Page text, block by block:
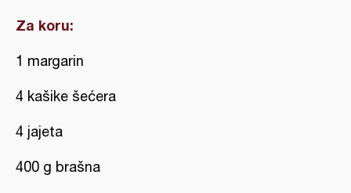
Za koru:
1 margarin
4 kašike šećera
4 jajeta
400 g brašna